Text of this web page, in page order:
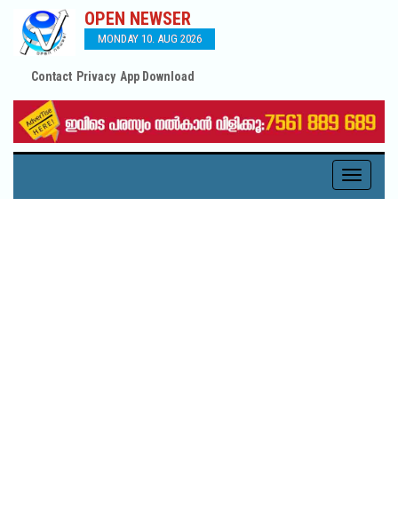
OPEN NEWSER
MONDAY 10. AUG 2026
Contact Privacy App Download
Toggle